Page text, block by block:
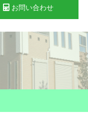
お問い合わせ